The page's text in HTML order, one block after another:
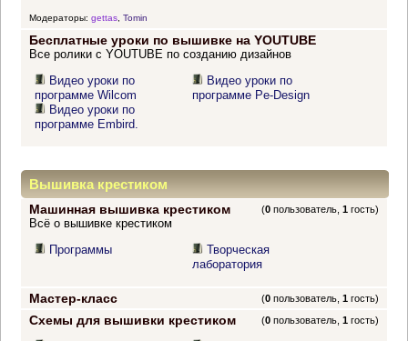
Модераторы: gettas, Tomin
Бесплатные уроки по вышивке на YOUTUBE
Все ролики с YOUTUBE по созданию дизайнов
Видео уроки по
программе Wilcom
Видео уроки по
программе Embird.
Видео уроки по
программе Pe-Design
Вышивка крестиком
Машинная вышивка крестиком (0 пользователь,1 гость)
Всё о вышивке крестиком
Программы
Творческая
лаборатория
Мастер-класс (0 пользователь,1 гость)
Схемы для вышивки крестиком (0 пользователь,1 гость)